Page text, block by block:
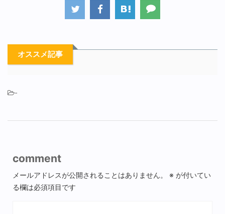
オススメ記事
-
comment
メールアドレスが公開されることはありません。 ※ が付いてい
る欄は必須項目です